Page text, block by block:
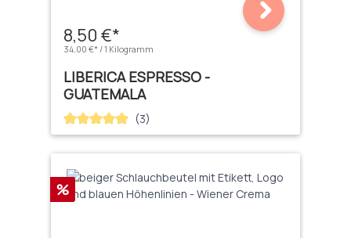
8,50 €*
34,00 €* / 1 Kilogramm
LIBERICA ESPRESSO -
GUATEMALA
Durchschnittliche Bewertung von 5 von 5 Sternen
(3)
Rabatt
%